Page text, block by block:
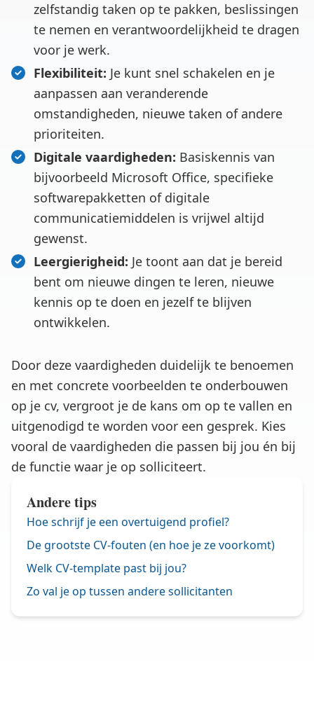
zelfstandig taken op te pakken, beslissingen
te nemen en verantwoordelijkheid te dragen
voor je werk.
Flexibiliteit: Je kunt snel schakelen en je
aanpassen aan veranderende
omstandigheden, nieuwe taken of andere
prioriteiten.
Digitale vaardigheden: Basiskennis van
bijvoorbeeld Microsoft Office, specifieke
softwarepakketten of digitale
communicatiemiddelen is vrijwel altijd
gewenst.
Leergierigheid: Je toont aan dat je bereid
bent om nieuwe dingen te leren, nieuwe
kennis op te doen en jezelf te blijven
ontwikkelen.
Door deze vaardigheden duidelijk te benoemen
en met concrete voorbeelden te onderbouwen
op je cv, vergroot je de kans om op te vallen en
uitgenodigd te worden voor een gesprek. Kies
vooral de vaardigheden die passen bij jou én bij
de functie waar je op solliciteert.
Andere tips
Hoe schrijf je een overtuigend profiel?
De grootste CV-fouten (en hoe je ze voorkomt)
Welk CV-template past bij jou?
Zo val je op tussen andere sollicitanten